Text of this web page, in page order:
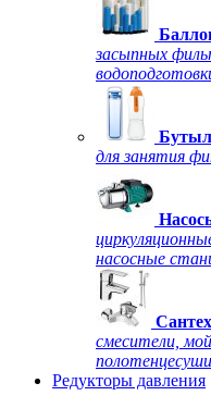
засыпных
для занятия
насосные
смесители,
Редукторы давления